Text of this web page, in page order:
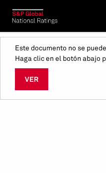
Este documento no se
Haga clic en el botón abajo
VER